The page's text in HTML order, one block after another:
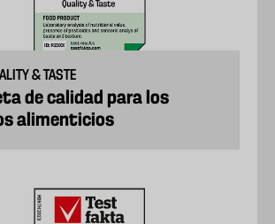
& TASTE
de calidad para los
alimenticios